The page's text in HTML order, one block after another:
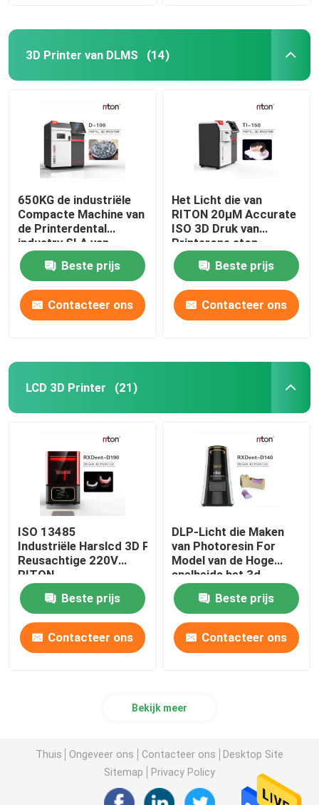
3D Printer van DLMS (14)
650KG de industriële
Compacte Machine van
de Printerdental
industry SLA van
DLMS 3D
Beste prijs
Contacteer ons
Het Licht die van
RITON 20μM Accurate
ISO 3D Druk van
Printerone stop
denture genezen
Beste prijs
Contacteer ons
LCD 3D Printer (21)
ISO 13485
Industriële Harslcd 3D Printer Automatische
Reusachtige 220V
RITON
Beste prijs
Contacteer ons
DLP-Licht die Maken
van Photoresin For
Model van de Hoge
snelheids het 3d
Printer genezen
Beste prijs
Contacteer ons
Bekijk meer
Thuis Ongeveer ons Contacteer ons
Desktop Site
Sitemap
Privacy Policy